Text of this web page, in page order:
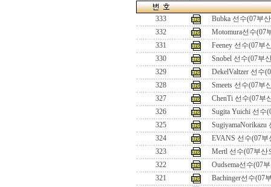
333
Bubka 선수(07부
332
Motomura선수(07
331
Feeney 선수(07부
330
Snobel 선수(07부
329
DekelValtzer 선수
328
Smeets 선수(07부
327
ChenTi 선수(07부
326
Sugita Yuichi 선수
325
324
EVANS 선수(07부
323
Mertl 선수(07부산
322
Oudsema선수(07
321
Bachinger선수(07